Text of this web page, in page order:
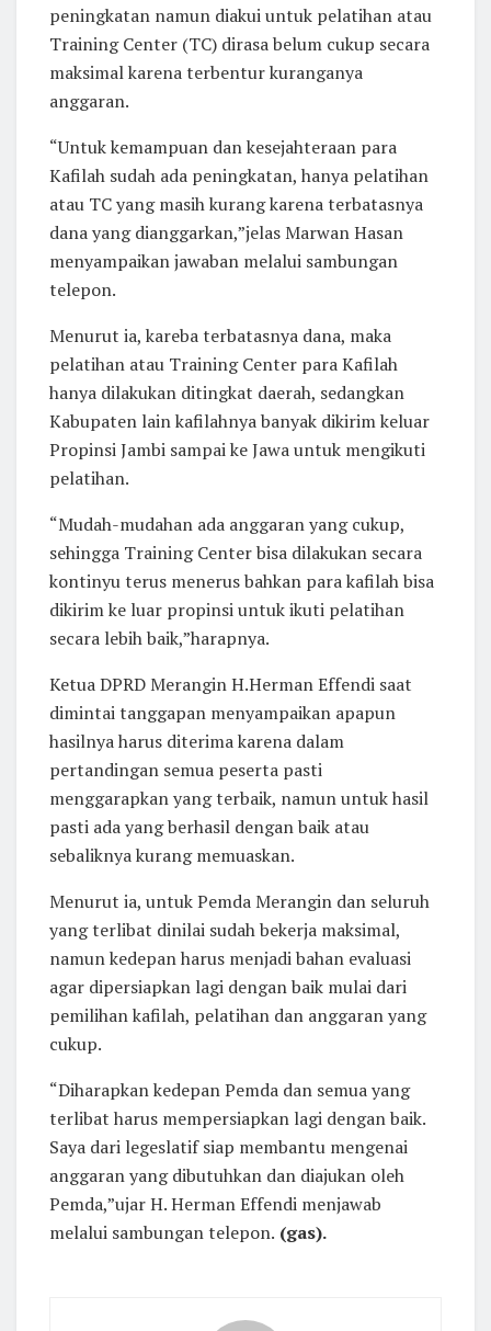
peningkatan namun diakui untuk pelatihan atau
Training Center (TC) dirasa belum cukup secara
maksimal karena terbentur kuranganya
anggaran.
“Untuk kemampuan dan kesejahteraan para
Kafilah sudah ada peningkatan, hanya pelatihan
atau TC yang masih kurang karena terbatasnya
dana yang dianggarkan,”jelas Marwan Hasan
menyampaikan jawaban melalui sambungan
telepon.
Menurut ia, kareba terbatasnya dana, maka
pelatihan atau Training Center para Kafilah
hanya dilakukan ditingkat daerah, sedangkan
Kabupaten lain kafilahnya banyak dikirim keluar
Propinsi Jambi sampai ke Jawa untuk mengikuti
pelatihan.
“Mudah-mudahan ada anggaran yang cukup,
sehingga Training Center bisa dilakukan secara
kontinyu terus menerus bahkan para kafilah bisa
dikirim ke luar propinsi untuk ikuti pelatihan
secara lebih baik,”harapnya.
Ketua DPRD Merangin H.Herman Effendi saat
dimintai tanggapan menyampaikan apapun
hasilnya harus diterima karena dalam
pertandingan semua peserta pasti
menggarapkan yang terbaik, namun untuk hasil
pasti ada yang berhasil dengan baik atau
sebaliknya kurang memuaskan.
Menurut ia, untuk Pemda Merangin dan seluruh
yang terlibat dinilai sudah bekerja maksimal,
namun kedepan harus menjadi bahan evaluasi
agar dipersiapkan lagi dengan baik mulai dari
pemilihan kafilah, pelatihan dan anggaran yang
cukup.
“Diharapkan kedepan Pemda dan semua yang
terlibat harus mempersiapkan lagi dengan baik.
Saya dari legeslatif siap membantu mengenai
anggaran yang dibutuhkan dan diajukan oleh
Pemda,”ujar H. Herman Effendi menjawab
melalui sambungan telepon. (gas).